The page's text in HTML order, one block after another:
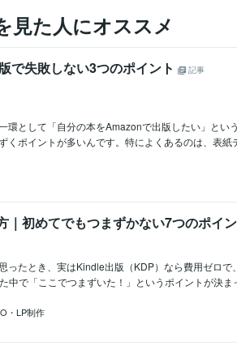
見た人にオススメ
で失敗しない3つのポイント
記事
環として「自分の本をAmazonで出版したい」とい
くポイントが多いんです。特によくあるのは、表紙
初めてでもつまずかない7つのポイン
ったとき、実はKindle出版（KDP）なら費用ゼロ
中で「ここでつまずいた！」というポイントが決ま
・LP制作